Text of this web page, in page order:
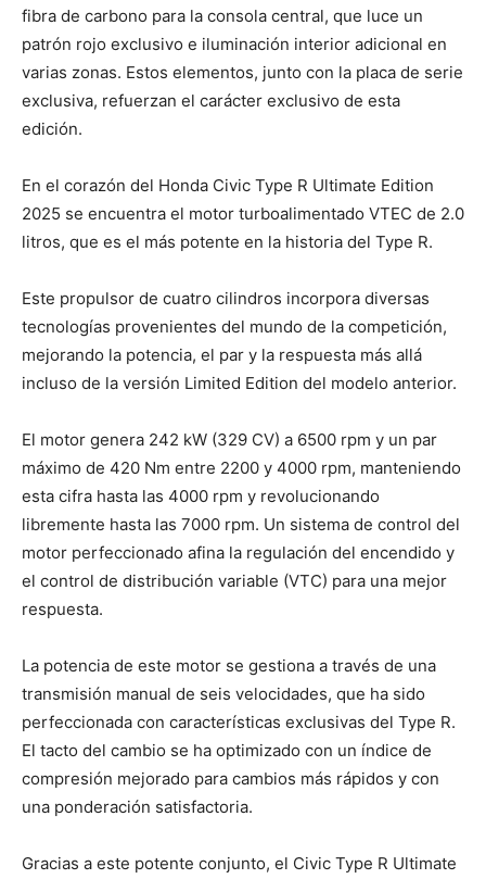
fibra de carbono para la consola central, que luce un
patrón rojo exclusivo e iluminación interior adicional en
varias zonas. Estos elementos, junto con la placa de serie
exclusiva, refuerzan el carácter exclusivo de esta
edición.
En el corazón del Honda Civic Type R Ultimate Edition
2025 se encuentra el motor turboalimentado VTEC de 2.0
litros, que es el más potente en la historia del Type R.
Este propulsor de cuatro cilindros incorpora diversas
tecnologías provenientes del mundo de la competición,
mejorando la potencia, el par y la respuesta más allá
incluso de la versión Limited Edition del modelo anterior.
El motor genera 242 kW (329 CV) a 6500 rpm y un par
máximo de 420 Nm entre 2200 y 4000 rpm, manteniendo
esta cifra hasta las 4000 rpm y revolucionando
libremente hasta las 7000 rpm. Un sistema de control del
motor perfeccionado afina la regulación del encendido y
el control de distribución variable (VTC) para una mejor
respuesta.
La potencia de este motor se gestiona a través de una
transmisión manual de seis velocidades, que ha sido
perfeccionada con características exclusivas del Type R.
El tacto del cambio se ha optimizado con un índice de
compresión mejorado para cambios más rápidos y con
una ponderación satisfactoria.
Gracias a este potente conjunto, el Civic Type R Ultimate